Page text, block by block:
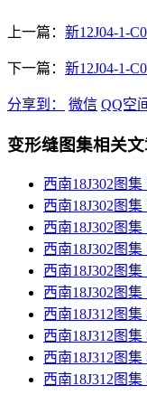
上一篇： 新12J04-1-
下一篇： 新12J04-1-
分享到： 微信 QQ空
变形缝图集相关
西南18J302图集
西南18J302图集
西南18J302图集
西南18J302图集
西南18J302图集
西南18J302图集
西南18J312图
西南18J312图
西南18J312图
西南18J312图